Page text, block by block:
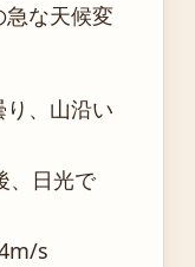
な天候変
、山沿い
、日光で
s